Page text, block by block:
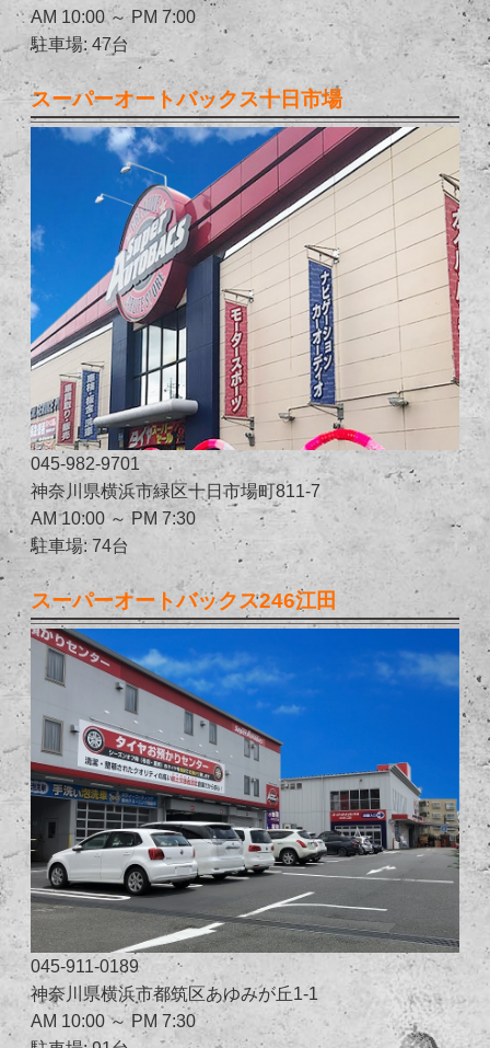
AM 10:00 ～ PM 7:00
駐車場: 47台
スーパーオートバックス十日市場
045-982-9701
神奈川県横浜市緑区十日市場町811-7
AM 10:00 ～ PM 7:30
駐車場: 74台
スーパーオートバックス246江田
045-911-0189
神奈川県横浜市都筑区あゆみが丘1-1
AM 10:00 ～ PM 7:30